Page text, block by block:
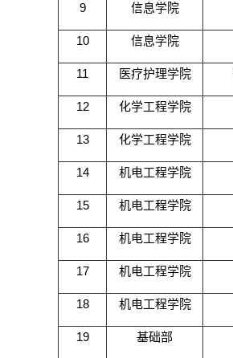
9 信息学院
10 信息学院
11 医疗护理学院
12 化学工程学院
13 化学工程学院
14 机电工程学院
15 机电工程学院
16 机电工程学院
17 机电工程学院
18 机电工程学院
19 基础部